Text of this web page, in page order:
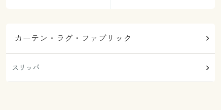
カーテン・ラグ・ファブリック
スリッパ